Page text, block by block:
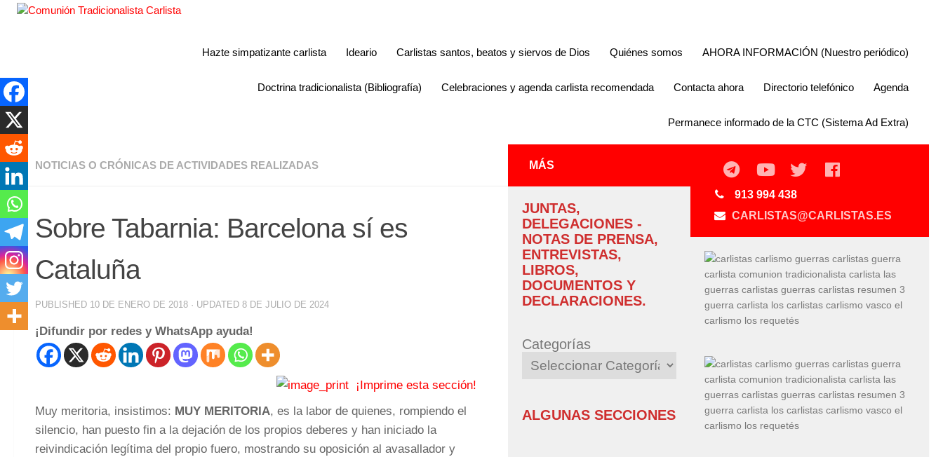
Hazte simpatizante carlista Ideario Carlistas santos, beatos y siervos de Dios Quiénes somos AHORA INFORMACIÓN (Nuestro periódico)
Doctrina tradicionalista (Bibliografía) Celebraciones y agenda carlista recomendada Contacta ahora Directorio telefónico Agenda
Permanece informado de la CTC (Sistema Ad Extra)
NOTICIAS O CRÓNICAS DE ACTIVIDADES REALIZADAS
Sobre Tabarnia: Barcelona sí es
Cataluña
PUBLISHED 10 DE ENERO DE 2018 · UPDATED 8 DE JULIO DE 2024
¡Difundir por redes y WhatsApp ayuda!
¡Imprime esta sección!
Muy meritoria, insistimos: MUY MERITORIA, es la labor de quienes, rompiendo el
silencio, han puesto fin a la dejación de los propios deberes y han iniciado la
reivindicación legítima del propio fuero, mostrando su oposición al avasallador y
913 994 438
CARLISTAS@CARLISTAS.ES
MÁS
JUNTAS,
DELEGACIONES -
NOTAS DE PRENSA,
ENTREVISTAS,
LIBROS,
DOCUMENTOS Y
DECLARACIONES.
Categorías
ALGUNAS SECCIONES